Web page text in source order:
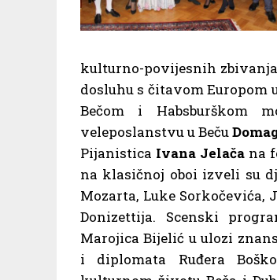
kulturno-povijesnih
dosluhu s čitavom Europom
Bečom i Habsburškom
veleposlanstvu u Beču
Pijanistica Ivana Jelača na
na klasičnoj oboi izveli su
Mozarta, Luke Sorkočevića,
Donizettija. Scenski
Marojica Bijelić u ulozi
i diplomata Ruđera